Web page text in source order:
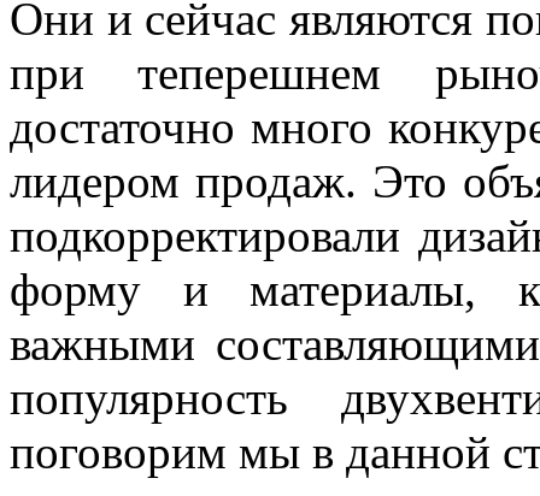
Они и сейчас являются
при теперешнем
достаточно много
лидером продаж. Это
подкорректировали
форму и материалы,
важными
популярность
поговорим мы в данной